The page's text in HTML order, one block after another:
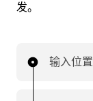
发。
输入位置